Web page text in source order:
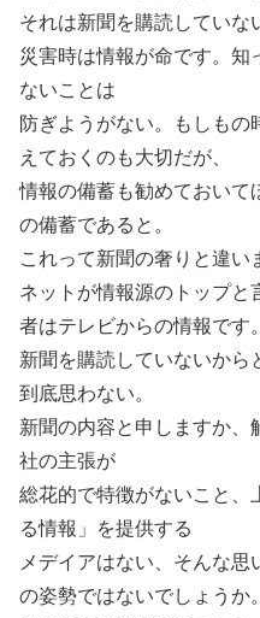
それは新聞を購読していな
災害時は情報が命です。知
ないことは
防ぎようがない。もしも
えておくのも大切だが、
情報の備蓄も勧めておいて
の備蓄であると。
これって新聞の奢りと違い
ネットが情報源のトップと
者はテレビからの情報です。
新聞を購読していないから
到底思わない。
新聞の内容と申しますか、
社の主張が
総花的で特徴がないこと、
る情報」を提供する
メデイアはない、そんな思
の姿勢ではないでしょうか。